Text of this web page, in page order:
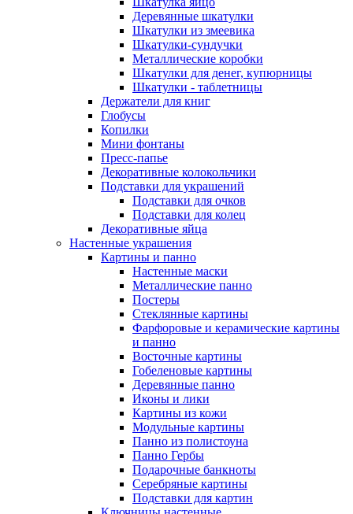
Деревянные шкатулки
Шкатулки из змеевика
Шкатулки-сундучки
Металлические коробки
Шкатулки для денег, купюрницы
Шкатулки - таблетницы
Держатели для книг
Глобусы
Копилки
Мини фонтаны
Пресс-папье
Декоративные колокольчики
Подставки для украшений
Подставки для очков
Подставки для колец
Декоративные яйца
Настенные украшения
Картины и панно
Настенные маски
Металлические панно
Постеры
Стеклянные картины
Фарфоровые и керамические картины
и панно
Восточные картины
Гобеленовые картины
Деревянные панно
Иконы и лики
Картины из кожи
Модульные картины
Панно из полистоуна
Панно Гербы
Подарочные банкноты
Серебряные картины
Подставки для картин